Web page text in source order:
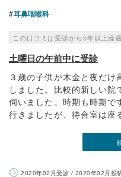
耳鼻咽喉科
この口コミは受診から5年以上経
土曜日の午前中に受診
３歳の子供が木金と夜だ
しました。比較的新しい院
伺いました。時期も時期で
行きましたが、待合室は座
2020年02月受診 / 2020年02月投